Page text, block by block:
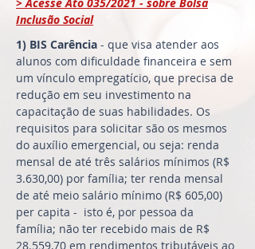
Inclusão Social
1) BIS Carência - que visa atender aos
alunos com dificuldade financeira e sem
um vínculo empregatício, que precisa de
redução em seu investimento na
capacitação de suas habilidades. Os
requisitos para solicitar são os mesmos
do auxílio emergencial, ou seja: renda
mensal de até três salários mínimos (R$
3.630,00) por família; ter renda mensal
de até meio salário mínimo (R$ 605,00)
per capita - isto é, por pessoa da
família; não ter recebido mais de R$
28.559,70 em rendimentos tributáveis ao